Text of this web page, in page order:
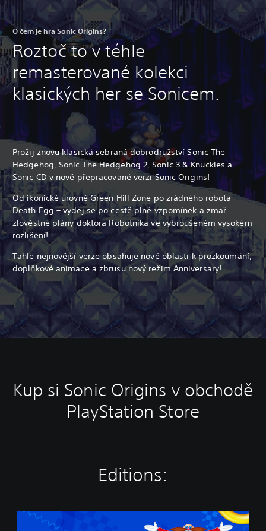
O čem je hra Sonic Origins?
Roztoč to v téhle
remasterované kolekci
klasických her se Sonicem.
Prožij znovu klasická sebraná dobrodružství Sonic The
Hedgehog, Sonic The Hedgehog 2, Sonic 3 & Knuckles a
Sonic CD v nově přepracované verzi Sonic Origins!
Od ikonické úrovně Green Hill Zone po zrádného robota
Death Egg – vydej se po cestě plné vzpomínek a zmař
zlověstné plány doktora Robotnika ve vybroušeném vysokém
rozlišení!
Tahle nejnovější verze obsahuje nové oblasti k prozkoumání,
doplňkové animace a zbrusu nový režim Anniversary!
Kup si Sonic Origins v obchodě
PlayStation Store
Editions: